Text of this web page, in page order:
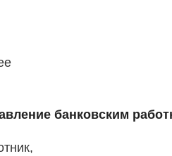
банковским